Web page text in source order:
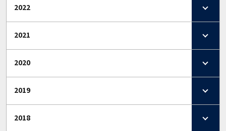
2022
2021
2020
2019
2018